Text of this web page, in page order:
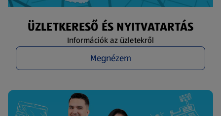
ÜZLETKERESŐ ÉS NYITVATARTÁS
Információk az üzletekről
Megnézem